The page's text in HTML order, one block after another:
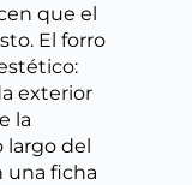
que el
El forro
exterior
la
largo del
una ficha